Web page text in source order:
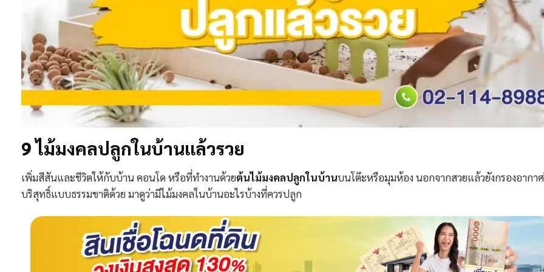
9 ไม้มงคลปลูกในบ้านแล้วรวย
เพิ่มสีสันและชีวิตให้กับบ้าน คอนโด หรือที่ทำงานด้วยต้นไม้มงคลปลูกในบ้านบนโต๊ะหรือมุมห้อง นอกจากสวยแล้วยังกรองอากา
บริสุทธิ์แบบธรรมชาติด้วย มาดูว่ามีไม้มงคลในบ้านอะไรบ้างที่ควรปลูก